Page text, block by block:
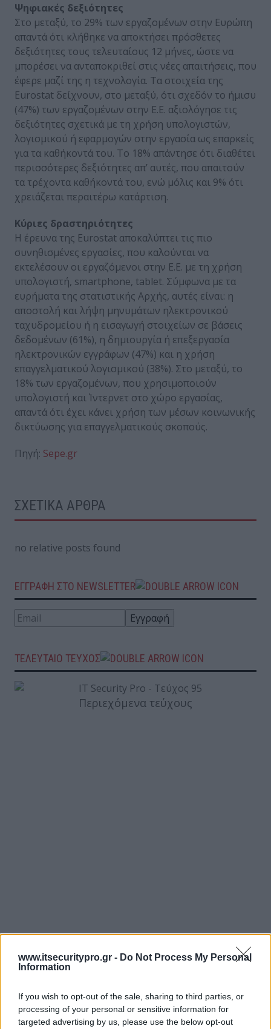
www.itsecuritypro.gr - Do Not Process My Personal
Information
If you wish to opt-out of the sale, sharing to third parties, or
processing of your personal or sensitive information for
targeted advertising by us, please use the below opt-out
Ψηφιακές δεξιότητες
Στο μεταξύ, το 29% των εργαζομένων στην Ευρώπη
απαντά ότι κλήθηκε να αποκτήσει πρόσθετες
δεξιότητες τους τελευταίους 12 μήνες, ώστε να
μπορέσει να ανταποκριθεί στις νέες απαιτήσεις, που
έφερε μαζί της η τεχνολογία. Τα στοιχεία της
Eurostat δείχνουν, στο μεταξύ, ότι σχεδόν το ήμισυ
(47%) των εργαζομένων στην Ε.Ε. αξιολόγησε τις
δεξιότητες σχετικά με τη χρήση υπολογιστών,
λογισμικού ή εφαρμογών στην εργασία ως επαρκείς
για τα καθήκοντά του. Το 18% απάντησε ότι διαθέτει
περισσότερες δεξιότητες απ’ αυτές, που απαιτούν
τα τρέχοντα καθήκοντά του, ενώ μόλις και 9% ότι
χρειάζεται περαιτέρω κατάρτιση.
Κύριες δραστηριότητες
Η έρευνα της Eurostat αποκαλύπτει τις πιο
συνηθισμένες εργασίες, που καλούνται να
εκτελέσουν οι εργαζόμενοι στην Ε.Ε. με τη χρήση
υπολογιστή, smartphone, tablet. Σύμφωνα με τα
ευρήματα της στατιστικής Αρχής, αυτές είναι: η
αποστολή και λήψη μηνυμάτων ηλεκτρονικού
ταχυδρομείου ή η εισαγωγή στοιχείων σε βάσεις
δεδομένων (61%), η δημιουργία ή επεξεργασία
ηλεκτρονικών εγγράφων (47%) και η χρήση
επαγγελματικού λογισμικού (38%). Στο μεταξύ, το
18% των εργαζομένων, που χρησιμοποιούν
υπολογιστή και Ίντερνετ στο χώρο εργασίας,
απαντά ότι έχει κάνει χρήση των μέσων κοινωνικής
δικτύωσης για επαγγελματικούς σκοπούς.
Πηγή: Sepe.gr
ΣΧΕΤΙΚΑ ΑΡΘΡΑ
no relative posts found
ΕΓΓΡΑΦΗ ΣΤΟ NEWSLETTER
ΤΕΛΕΥΤΑΙΟ ΤΕΥΧΟΣ
Περιεχόμενα τεύχους